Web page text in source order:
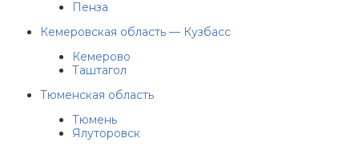
Пенза
Кемеровская область — Кузбасс
Кемерово
Таштагол
Тюменская область
Тюмень
Ялуторовск